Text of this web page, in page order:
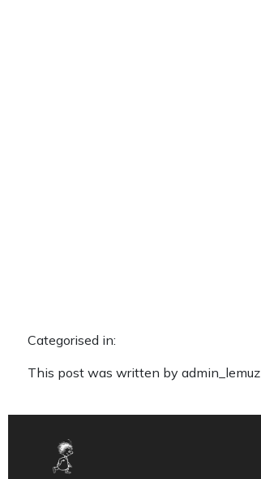
Categorised in:
This post was written by admin_lemuz